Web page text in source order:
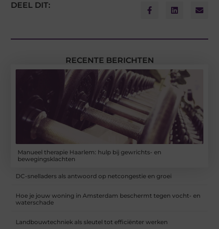
DEEL DIT:
RECENTE BERICHTEN
Manueel therapie Haarlem: hulp bij gewrichts- en
bewegingsklachten
DC-snelladers als antwoord op netcongestie en groei
Hoe je jouw woning in Amsterdam beschermt tegen vocht- en
waterschade
Landbouwtechniek als sleutel tot efficiënter werken